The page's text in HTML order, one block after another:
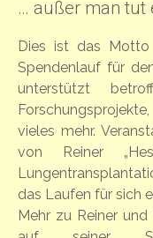
… außer man tut
Dies ist das Motto
Spendenlauf für
unterstützt
vieles mehr.
von Reiner
das Laufen für sich
Mehr zu Reiner